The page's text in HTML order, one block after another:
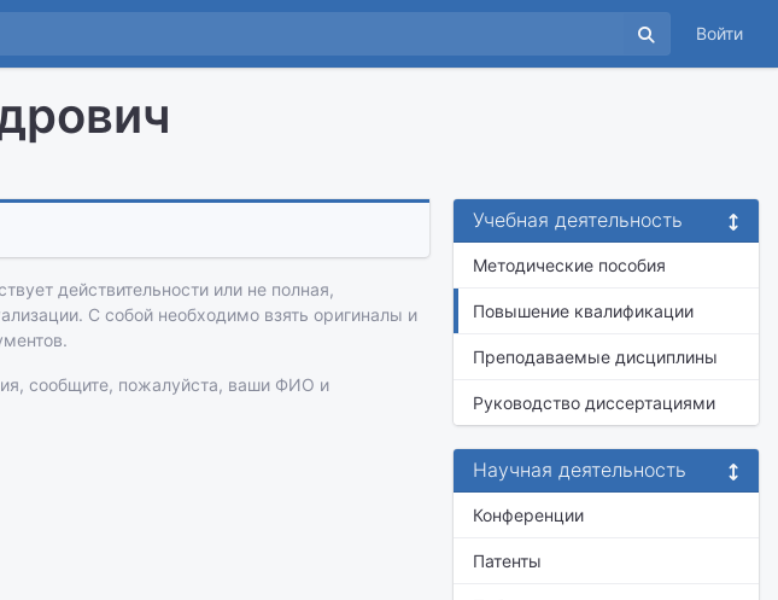
Войти
действительности или не полная,
С собой необходимо взять оригиналы и
сообщите, пожалуйста, ваши ФИО и
Учебная деятельность
Методические пособия
Повышение квалификации
Преподаваемые дисциплины
Руководство диссертациями
Научная деятельность
Конференции
Патенты